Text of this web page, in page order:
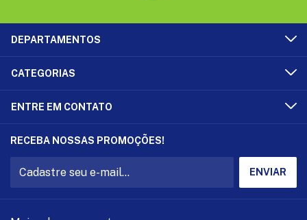
DEPARTAMENTOS
CATEGORIAS
ENTRE EM CONTATO
RECEBA NOSSAS PROMOÇÕES!